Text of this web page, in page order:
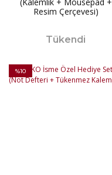
Resim Çerçevesi)
Tükendi
%10